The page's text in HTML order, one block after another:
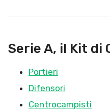
Serie A, il Kit di
Portieri
Difensori
Centrocampisti